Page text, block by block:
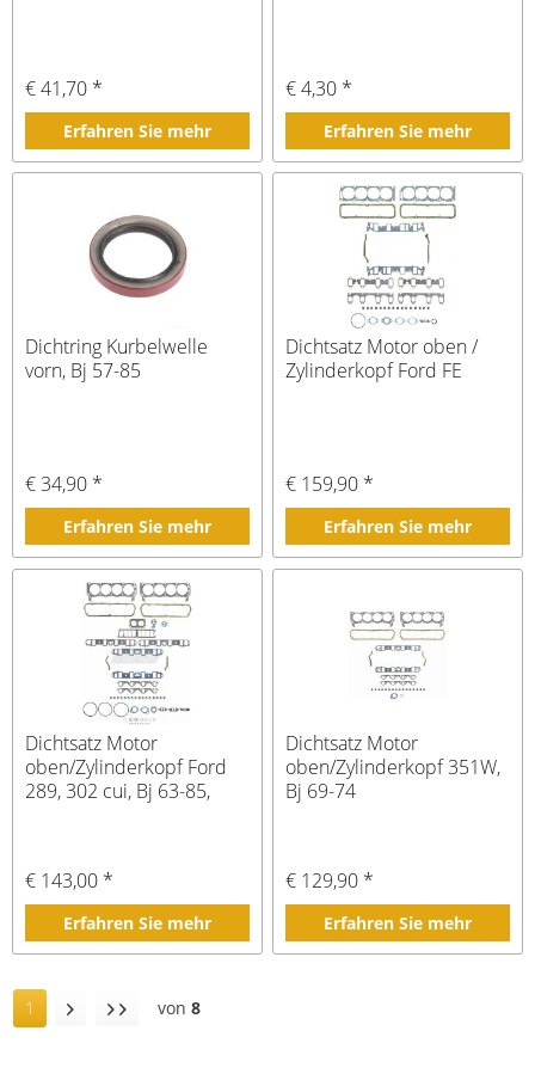
€ 41,70 *
Erfahren Sie mehr
€ 4,30 *
Erfahren Sie mehr
Dichtring Kurbelwelle
vorn, Bj 57-85
€ 34,90 *
Erfahren Sie mehr
Dichtsatz Motor oben /
Zylinderkopf Ford FE
€ 159,90 *
Erfahren Sie mehr
Dichtsatz Motor
oben/Zylinderkopf Ford
289, 302 cui, Bj 63-85,
€ 143,00 *
Erfahren Sie mehr
Dichtsatz Motor
oben/Zylinderkopf 351W,
Bj 69-74
€ 129,90 *
Erfahren Sie mehr
1 von 8